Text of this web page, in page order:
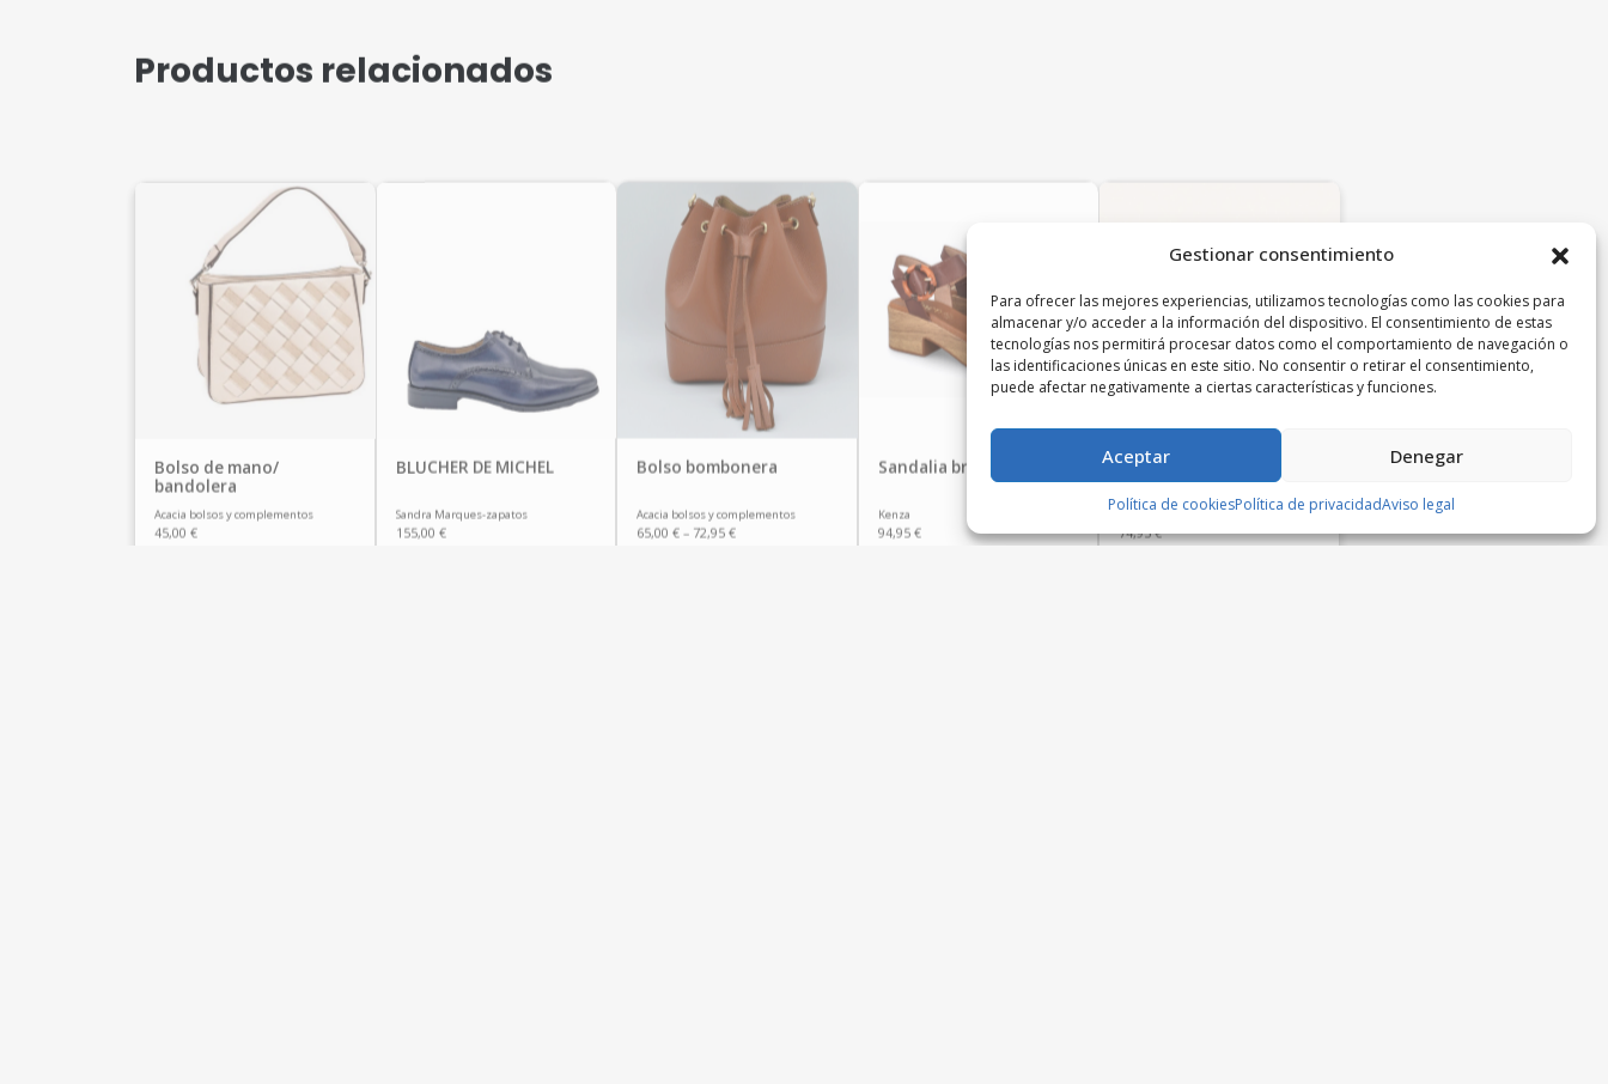
Gestionar consentimiento
Para ofrecer las mejores experiencias, utilizamos tecnologías como las cookies para
almacenar y/o acceder a la información del dispositivo. El consentimiento de estas
tecnologías nos permitirá procesar datos como el comportamiento de navegación o
las identificaciones únicas en este sitio. No consentir o retirar el consentimiento,
puede afectar negativamente a ciertas características y funciones.
Aceptar Denegar
Política de cookiesPolítica de privacidadAviso legal
Productos relacionados
Bolso de mano/
bandolera
Acacia bolsos y complementos
45,00 €
BLUCHER DE MICHEL
Sandra Marques-zapatos
155,00 €
Bolso bombonera
Acacia bolsos y complementos
65,00€ – 72,95€
Sandalia bronce ABRIL
Kenza
94,95 €
Bailarinas de piel con
trenzado naranja
Kenza
74,95€